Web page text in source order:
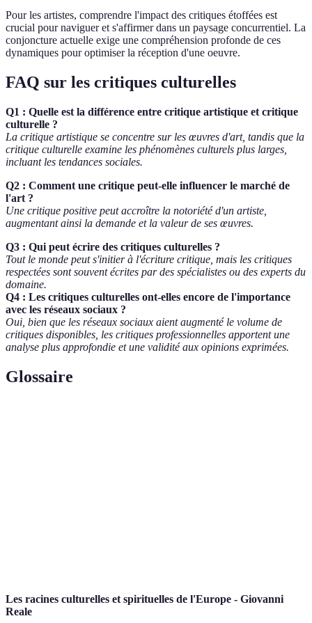
Pour les artistes, comprendre l'impact des critiques étoffées est
crucial pour naviguer et s'affirmer dans un paysage concurrentiel. La
conjoncture actuelle exige une compréhension profonde de ces
dynamiques pour optimiser la réception d'une oeuvre.
FAQ sur les critiques culturelles
Q1 : Quelle est la différence entre critique artistique et critique
culturelle ?
La critique artistique se concentre sur les œuvres d'art, tandis que la
critique culturelle examine les phénomènes culturels plus larges,
incluant les tendances sociales.
Q2 : Comment une critique peut-elle influencer le marché de
l'art ?
Une critique positive peut accroître la notoriété d'un artiste,
augmentant ainsi la demande et la valeur de ses œuvres.
Q3 : Qui peut écrire des critiques culturelles ?
Tout le monde peut s'initier à l'écriture critique, mais les critiques
respectées sont souvent écrites par des spécialistes ou des experts du
domaine.
Q4 : Les critiques culturelles ont-elles encore de l'importance
avec les réseaux sociaux ?
Oui, bien que les réseaux sociaux aient augmenté le volume de
critiques disponibles, les critiques professionnelles apportent une
analyse plus approfondie et une validité aux opinions exprimées.
Glossaire
Les racines culturelles et spirituelles de l'Europe - Giovanni
Reale